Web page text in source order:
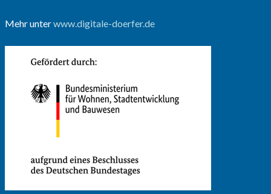
Mehr unterwww.digitale-doerfer.de